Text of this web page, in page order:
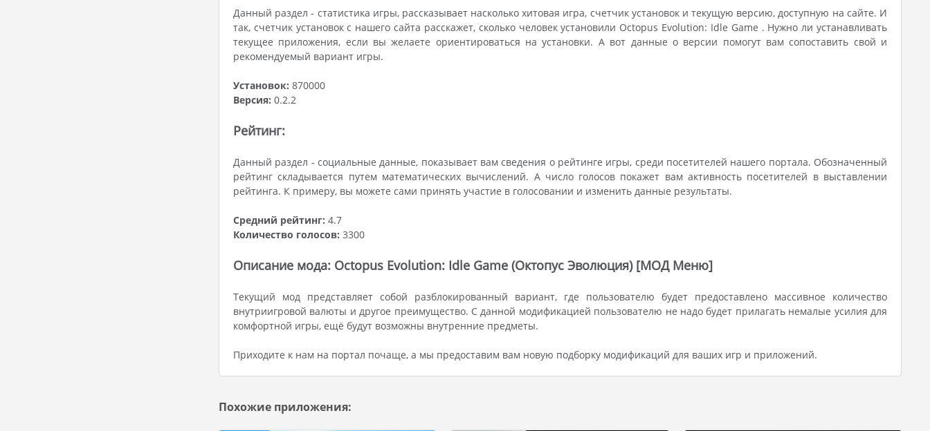
Данный раздел - статистика игры, рассказывает насколько хитовая игра, счетчик установок и текущую версию, доступную на сайте. И
так, счетчик установок с нашего сайта расскажет, сколько человек установили Octopus Evolution: Idle Game . Нужно ли устанавливать
текущее приложения, если вы желаете ориентироваться на установки. А вот данные о версии помогут вам сопоставить свой и
рекомендуемый вариант игры.
Установок: 870000
Версия: 0.2.2
Рейтинг:
Данный раздел - социальные данные, показывает вам сведения о рейтинге игры, среди посетителей нашего портала. Обозначенный
рейтинг складывается путем математических вычислений. А число голосов покажет вам активность посетителей в выставлении
рейтинга. К примеру, вы можете сами принять участие в голосовании и изменить данные результаты.
Средний рейтинг: 4.7
Количество голосов: 3300
Описание мода: Octopus Evolution: Idle Game (Октопус Эволюция) [МОД Меню]
Текущий мод представляет собой разблокированный вариант, где пользователю будет предоставлено массивное количество
внутриигровой валюты и другое преимущество. С данной модификацией пользователю не надо будет прилагать немалые усилия для
комфортной игры, ещё будут возможны внутренние предметы.
Приходите к нам на портал почаще, а мы предоставим вам новую подборку модификаций для ваших игр и приложений.
Похожие приложения: